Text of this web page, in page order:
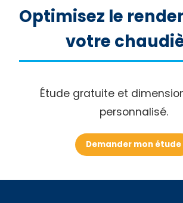
Optimisez le
votre
Étude gratuite et
personnalisé.
Demander mon étude